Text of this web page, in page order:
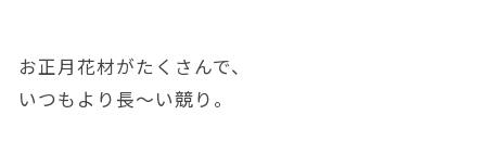
お正月花材がたくさんで、
いつもより長〜い競り。